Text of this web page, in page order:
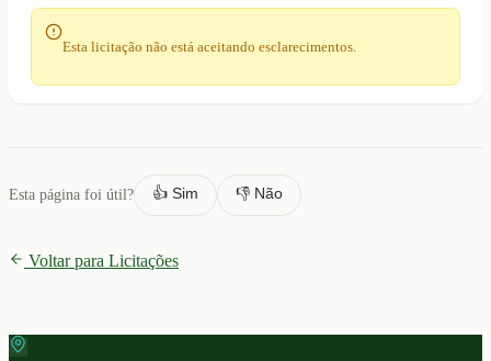
Esta licitação não está aceitando esclarecimentos.
Esta página foi útil? 👍 Sim 👎 Não
Voltar para Licitações